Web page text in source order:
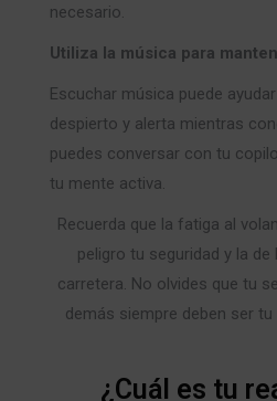
necesario.
Utiliza la música para
Escuchar música puede
despierto y alerta mientras
puedes conversar con tu
tu mente activa.
Recuerda que la fatiga al
peligro tu seguridad y la
carretera. No olvides que tu
demás siempre deben ser
¿Cuál es tu